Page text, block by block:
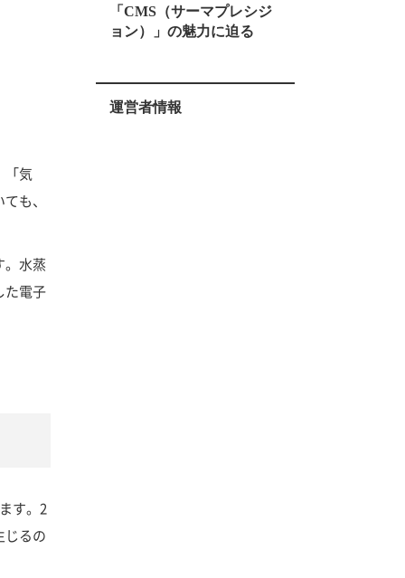
「気
も、
。水蒸
た電子
す。2
じるの
「CMS（サーマプレシジ
ョン）」の魅力に迫る
運営者情報